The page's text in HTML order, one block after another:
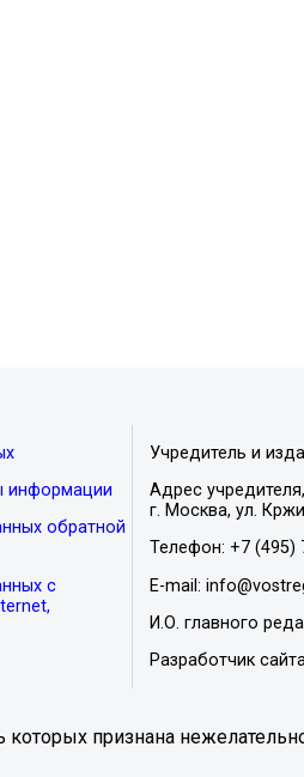
информации
обратной
с
Учредитель и
Адрес
г. Москва, ул.
Телефон: +7 (495)
E-mail:
И.О. главного
Разработчик
признана